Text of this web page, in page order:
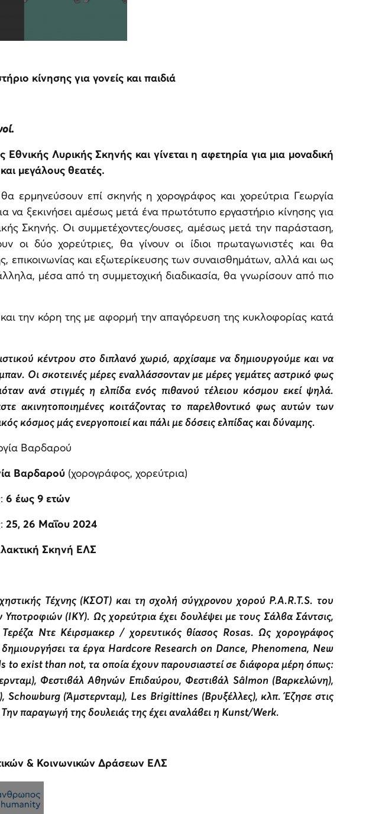
κίνησης για γονείς και παιδιά
Λυρικής Σκηνής και γίνεται η αφετηρία για μια μοναδική
μεγάλους θεατές.
ερμηνεύσουν επί σκηνής η χορογράφος και χορεύτρια Γεωργία
ξεκινήσει αμέσως μετά ένα πρωτότυπο εργαστήριο κίνησης για
Σκηνής. Οι συμμετέχοντες/ουσες, αμέσως μετά την παράσταση,
οι δύο χορεύτριες, θα γίνουν οι ίδιοι πρωταγωνιστές και θα
και εξωτερίκευσης των συναισθημάτων, αλλά και ως
μέσα από τη συμμετοχική διαδικασία, θα γνωρίσουν από πιο
την κόρη της με αφορμή την απαγόρευση της κυκλοφορίας κατά
κέντρου στο διπλανό χωριό, αρχίσαμε να δημιουργούμε και να
Οι σκοτεινές μέρες εναλλάσσονταν με μέρες γεμάτες αστρικό φως
ανά στιγμές η ελπίδα ενός πιθανού τέλειου κόσμου εκεί ψηλά.
ακινητοποιημένες κοιτάζοντας το παρελθοντικό φως αυτών των
κόσμος μάς ενεργοποιεί και πάλι με δόσεις ελπίδας και δύναμης.
Βαρδαρού
Βαρδαρού (χορογράφος, χορεύτρια)
6 έως 9 ετών
25, 26 Μαΐου 2024
Σκηνή ΕΛΣ
Τέχνης (ΚΣΟΤ) και τη σχολή σύγχρονου χορού P.A.R.T.S. του
(ΙΚΥ). Ως χορεύτρια έχει δουλέψει με τους Σάλβα Σάντσις,
Ντε Κέιρσμακερ / χορευτικός θίασος Rosas. Ως χορογράφος
δημιουργήσει τα έργα Hardcore Research on Dance, Phenomena, New
exist than not, τα οποία έχουν παρουσιαστεί σε διάφορα μέρη όπως:
Φεστιβάλ Αθηνών Επιδαύρου, Φεστιβάλ Sâlmon (Βαρκελώνη),
Schowburg (Άμστερνταμ), Les Brigittines (Βρυξέλλες), κλπ. Έζησε στις
παραγωγή της δουλειάς της έχει αναλάβει η Kunst/Werk.
& Κοινωνικών Δράσεων ΕΛΣ